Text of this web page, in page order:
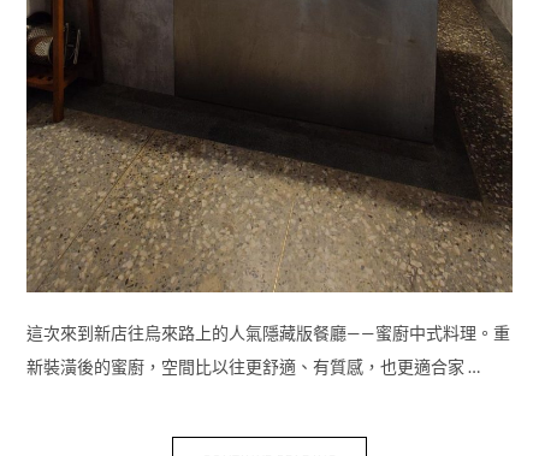
這次來到新店往烏來路上的人氣隱藏版餐廳——蜜廚中式料理。重
新裝潢後的蜜廚，空間比以往更舒適、有質感，也更適合家 …